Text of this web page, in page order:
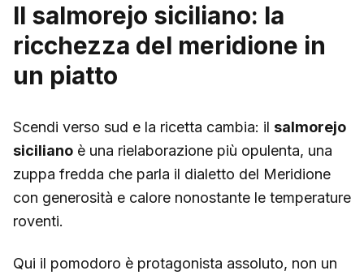
Il salmorejo siciliano: la
ricchezza del meridione in
un piatto
Scendi verso sud e la ricetta cambia: il salmorejo
siciliano è una rielaborazione più opulenta, una
zuppa fredda che parla il dialetto del Meridione
con generosità e calore nonostante le temperature
roventi.
Qui il pomodoro è protagonista assoluto, non un